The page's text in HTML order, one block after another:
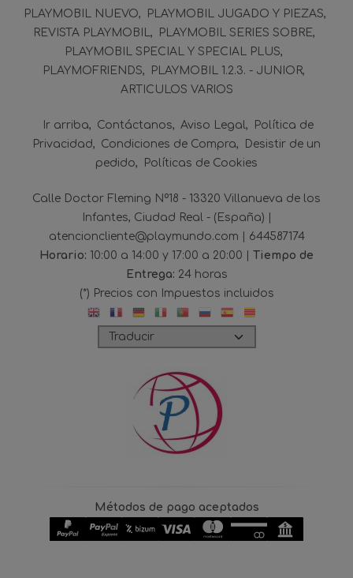
PLAYMOBIL NUEVO
PLAYMOBIL JUGADO Y PIEZAS
REVISTA PLAYMOBIL
PLAYMOBIL SERIES SOBRE
PLAYMOBIL SPECIAL Y SPECIAL PLUS
PLAYMOFRIENDS
PLAYMOBIL 1.2.3. - JUNIOR
ARTICULOS VARIOS
Ir arriba Contáctanos Aviso Legal
Política de
Privacidad
Condiciones de Compra
Desistir de un
pedido
Políticas de Cookies
Calle Doctor Fleming Nº18 - 13320 Villanueva de los
Infantes, Ciudad Real - (España) |
atencioncliente@playmundo.com | 644587174
Horario: 10:00 a 14:00 y 17:00 a 20:00 | Tiempo de
Entrega: 24 horas
(*) Precios con Impuestos incluidos
Métodos de pago aceptados